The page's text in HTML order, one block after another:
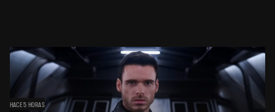
HACE 5 HORAS